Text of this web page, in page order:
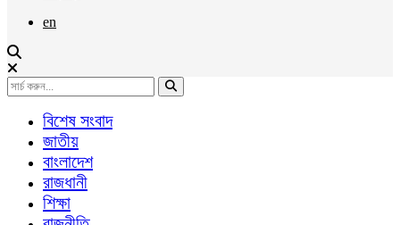
en
বিশেষ সংবাদ
জাতীয়
বাংলাদেশ
রাজধানী
শিক্ষা